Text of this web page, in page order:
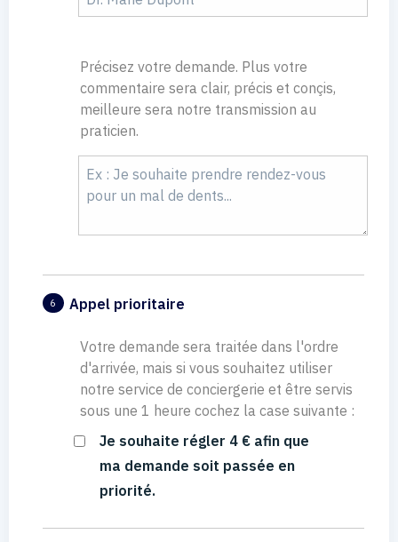
Précisez votre demande. Plus votre
commentaire sera clair, précis et conçis,
meilleure sera notre transmission au
praticien.
6 Appel prioritaire
Votre demande sera traitée dans l'ordre
d'arrivée, mais si vous souhaitez utiliser
notre service de conciergerie et être servis
sous une 1 heure cochez la case suivante :
Je souhaite régler 4 € afin que
ma demande soit passée en
priorité.